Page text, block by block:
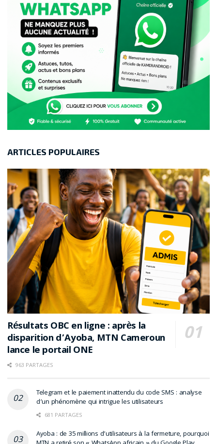
ARTICLES POPULAIRES
Résultats OBC en ligne : après la
disparition d’Ayoba, MTN Cameroun
lance le portail ONE
963 PARTAGES
Telegram et le paiement inattendu du code SMS : analyse
d’un phénomène qui intrigue les utilisateurs
681 PARTAGES
Ayoba : de 35 millions d’utilisateurs à la fermeture, pourquoi